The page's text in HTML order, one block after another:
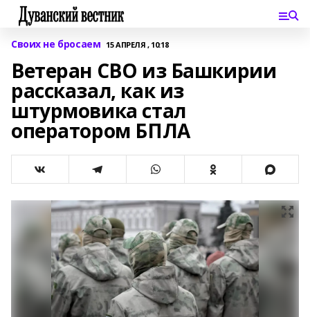
Своих не бросаем 15 АПРЕЛЯ , 10:18
Ветеран СВО из Башкирии
рассказал, как из
штурмовика стал
оператором БПЛА